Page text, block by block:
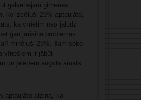
galvenajam ģimenes
ko izcēluši 29% aptaujāto,
ka vīrietim nav jālūdz
gan jārisina problēmas
minējuši 29%. Tam seko
vīriešiem ir jābūt
un jāieņem augsts amats
aptaujāto atzina, ka